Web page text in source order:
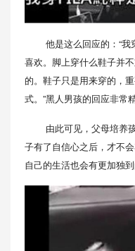
他是这么回应的：“
喜欢。脚上穿什么鞋子并
的。鞋子只是用来穿的，
式。”黑人男孩的回应非常
由此可见，父母培养
子有了自信心之后，才不
自己的生活也会有更加独到